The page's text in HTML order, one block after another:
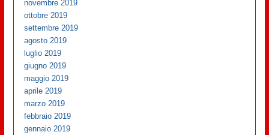
novembre 2019
ottobre 2019
settembre 2019
agosto 2019
luglio 2019
giugno 2019
maggio 2019
aprile 2019
marzo 2019
febbraio 2019
gennaio 2019